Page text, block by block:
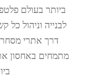
ביותר בעולם
לבנייה וניהול
מתמחים באחסון